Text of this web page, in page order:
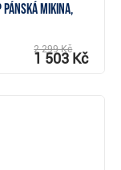
mikina,
2 299 Kč
1 503 Kč